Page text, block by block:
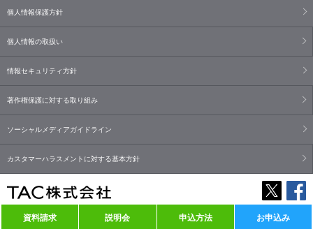
資料請求 説明会 申込方法 お申込み
個人情報保護方針
個人情報の取扱い
情報セキュリティ方針
著作権保護に対する取り組み
ソーシャルメディアガイドライン
カスタマーハラスメントに対する基本方針
Copyright© TAC Co., Ltd. All Rights Reserved.